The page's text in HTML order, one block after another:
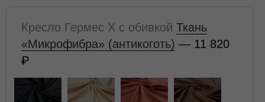
Кресло Гермес X с обивкой Ткань
«Микрофибра» (антикоготь) — 11 820